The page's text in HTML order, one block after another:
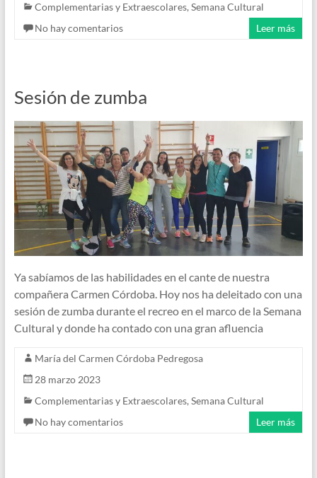
Complementarias y Extraescolares, Semana Cultural
No hay comentarios
Leer más
Sesión de zumba
Ya sabíamos de las habilidades en el cante de nuestra
compañera Carmen Córdoba. Hoy nos ha deleitado con una
sesión de zumba durante el recreo en el marco de la Semana
Cultural y donde ha contado con una gran afluencia
María del Carmen Córdoba Pedregosa
28 marzo 2023
Complementarias y Extraescolares, Semana Cultural
No hay comentarios
Leer más